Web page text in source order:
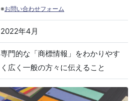
※お問い合わせフォーム
2022年4月
専門的な「商標情報」をわかりやす
く広く一般の方々に伝えること